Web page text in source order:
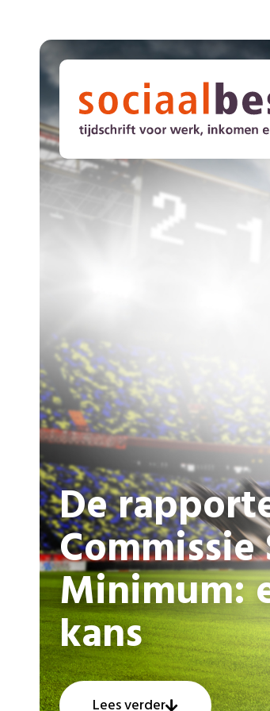
De
Commissie
Minimum:
kans
Lees verder